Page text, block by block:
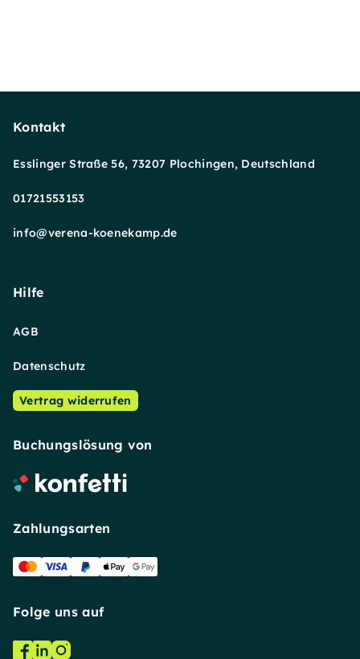
Kontakt
Esslinger Straße 56, 73207 Plochingen, Deutschland
01721553153
info@verena-koenekamp.de
Hilfe
AGB
Datenschutz
Vertrag widerrufen
Buchungslösung von
Zahlungsarten
Folge uns auf